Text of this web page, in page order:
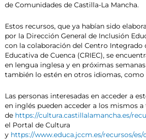
de Comunidades de Castilla-La Mancha.
Estos recursos, que ya habían sido
por la Dirección General de Inclusión
con la colaboración del Centro Integrado
Educativa de Cuenca (CRIEC), se
en lengua inglesa y en próximas
también lo estén en otros idiomas, como
Las personas interesadas en acceder a
en inglés pueden acceder a los mismos a
de https://cultura.castillalamancha.es/
el Portal de Cultura
y https://www.educa.jccm.es/recursos/es/